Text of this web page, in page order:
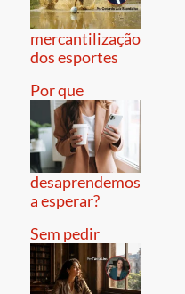
mercantilização
dos esportes
Por que
desaprendemos
a esperar?
Sem pedir